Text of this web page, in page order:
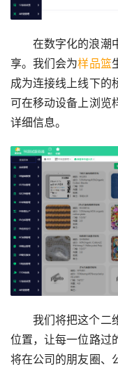
在数字化的浪潮
享。我们会为样品篮
成为连接线上线下的
可在移动设备上浏览
详细信息。
我们将把这个二
位置，让每一位路过
将在公司的朋友圈、